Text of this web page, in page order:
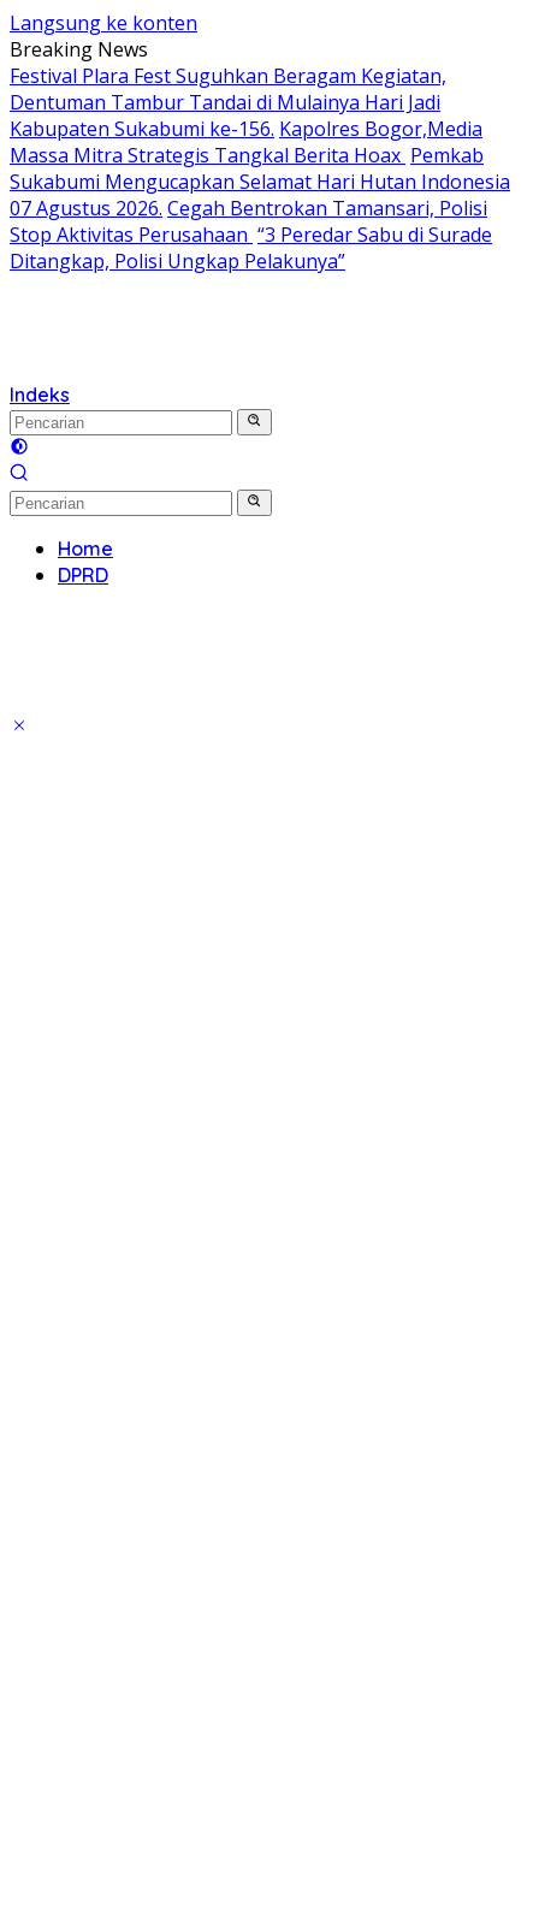
Langsung ke konten
Breaking News
Festival Plara Fest Suguhkan Beragam Kegiatan,
Dentuman Tambur Tandai di Mulainya Hari Jadi
Kabupaten Sukabumi ke-156. Kapolres Bogor,Media
Massa Mitra Strategis Tangkal Berita Hoax Pemkab
Sukabumi Mengucapkan Selamat Hari Hutan Indonesia
07 Agustus 2026. Cegah Bentrokan Tamansari, Polisi
Stop Aktivitas Perusahaan “3 Peredar Sabu di Surade
Ditangkap, Polisi Ungkap Pelakunya”
Indeks
Home
DPRD